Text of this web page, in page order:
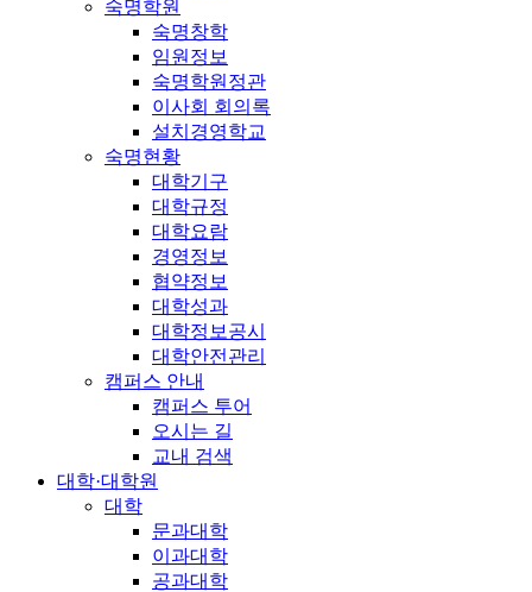
숙명학원
숙명창학
임원정보
숙명학원정관
이사회 회의록
설치경영학교
숙명현황
대학기구
대학규정
대학요람
경영정보
협약정보
대학성과
대학정보공시
대학안전관리
캠퍼스 안내
캠퍼스 투어
오시는 길
교내 검색
대학·대학원
대학
문과대학
이과대학
공과대학